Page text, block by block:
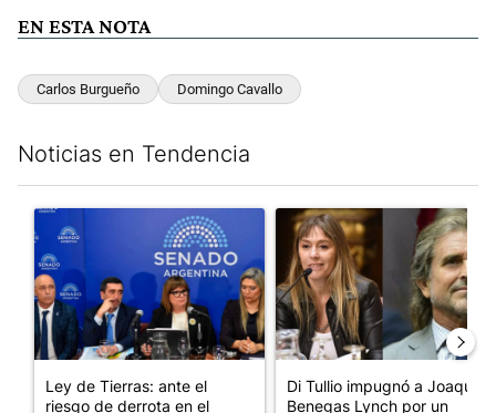
EN ESTA NOTA
Carlos Burgueño Domingo Cavallo
Noticias en Tendencia
Un artículo de tendencia con el título "Ley de Tierras: ante el
Ley de Tierras: ante el
riesgo de derrota en el
Un artículo de tendencia
Di Tullio impugnó a Joaquín
Benegas Lynch por un